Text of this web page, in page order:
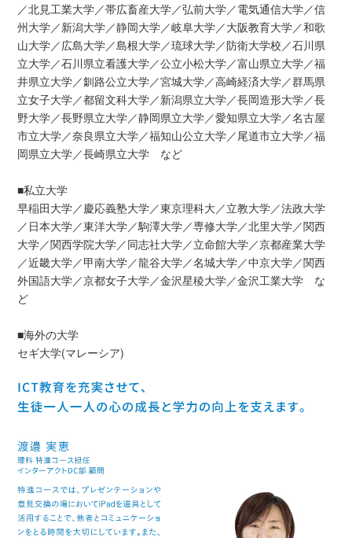
／北見工業大学／帯広畜産大学／弘前大学／電気通信大学／信
州大学／新潟大学／静岡大学／岐阜大学／大阪教育大学／和歌
山大学／広島大学／島根大学／琉球大学／防衛大学校／石川県
立大学／石川県立看護大学／公立小松大学／富山県立大学／福
井県立大学／釧路公立大学／宮城大学／高崎経済大学／群馬県
立女子大学／都留文科大学／新潟県立大学／長岡造形大学／長
野大学／長野県立大学／静岡県立大学／愛知県立大学／名古屋
市立大学／奈良県立大学／福知山公立大学／尾道市立大学／福
岡県立大学／長崎県立大学 など
■私立大学
早稲田大学／慶応義塾大学／東京理科大／立教大学／法政大学
／日本大学／東洋大学／駒澤大学／専修大学／北里大学／関西
大学／関西学院大学／同志社大学／立命館大学／京都産業大学
／近畿大学／甲南大学／龍谷大学／名城大学／中京大学／関西
外国語大学／京都女子大学／金沢星稜大学／金沢工業大学 な
ど
■海外の大学
セギ大学(マレーシア)